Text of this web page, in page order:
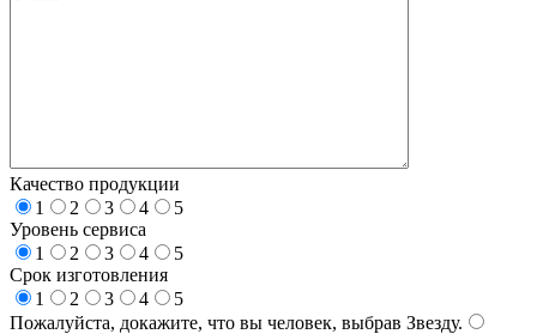
Качество продукции
1
2 3 4
5
Уровень сервиса
1
2 3 4
5
Срок изготовления
1
2 3 4
5
Пожалуйста, докажите, что вы человек, выбрав Звезду.